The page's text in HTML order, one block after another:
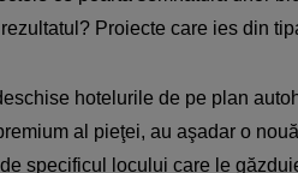
Proiecte care ies din
hotelurile de pe plan
al pieţei, au aşadar o
specificul locului care le